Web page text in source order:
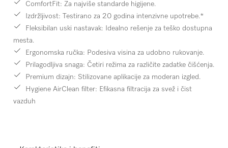
ComfortFit: Za najviše standarde higijene.
Izdržljivost: Testirano za 20 godina intenzivne upotrebe.*
Fleksibilan uski nastavak: Idealno rešenje za teško dostupna
mesta.
Ergonomska ručka: Podesiva visina za udobno rukovanje.
Prilagodljiva snaga: Četiri režima za različite zadatke čišćenja.
Premium dizajn: Stilizovane aplikacije za moderan izgled.
Hygiene AirClean filter: Efikasna filtracija za svež i čist
vazduh